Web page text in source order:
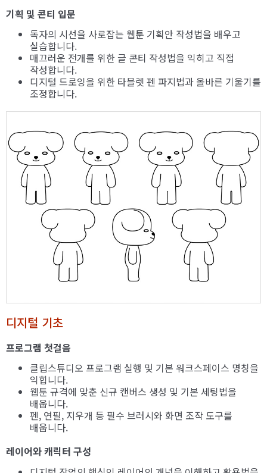
기획 및 콘티 입문
독자의 시선을 사로잡는 웹툰 기획안 작성법을 배우고
실습합니다.
매끄러운 전개를 위한 글 콘티 작성법을 익히고 직접
작성합니다.
디지털 드로잉을 위한 타블렛 펜 파지법과 올바른 기울기를
조정합니다.
디지털 기초
프로그램 첫걸음
클립스튜디오 프로그램 실행 및 기본 워크스페이스 명칭을
익힙니다.
웹툰 규격에 맞춘 신규 캔버스 생성 및 기본 세팅법을
배웁니다.
펜, 연필, 지우개 등 필수 브러시와 화면 조작 도구를
배웁니다.
레이어와 캐릭터 구성